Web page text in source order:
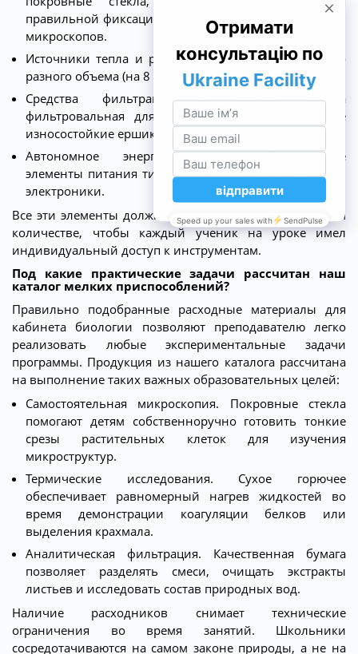
правильной фиксации образцов тканей под линзами
микроскопов.
Источники тепла и розжига. Пачки сухого горючего
разного объема (на 8 или 17 штук) и спички.
Средства фильтрации и очистки. Бумага
фильтровальная для очистки растворов, а также
износостойкие ершики для мытья.
Автономное энергообеспечение. Пальчиковые
элементы питания типа ААА для стабильной работы
электроники.
Все эти элементы должны поставляться в достаточном
количестве, чтобы каждый ученик на уроке имел
индивидуальный доступ к инструментам.
Под какие практические задачи рассчитан наш
каталог мелких приспособлений?
Правильно подобранные расходные материалы для
кабинета биологии позволяют преподавателю легко
реализовать любые экспериментальные задачи
программы. Продукция из нашего каталога рассчитана
на выполнение таких важных образовательных целей:
Самостоятельная микроскопия. Покровные стекла
помогают детям собственноручно готовить тонкие
срезы растительных клеток для изучения
микроструктур.
Термические исследования. Сухое горючее
обеспечивает равномерный нагрев жидкостей во
время демонстрации коагуляции белков или
выделения крахмала.
Аналитическая фильтрация. Качественная бумага
позволяет разделять смеси, очищать экстракты
листьев и исследовать состав природных вод.
Наличие расходников снимает технические
ограничения во время занятий. Школьники
сосредотачиваются на самом законе природы, а не на